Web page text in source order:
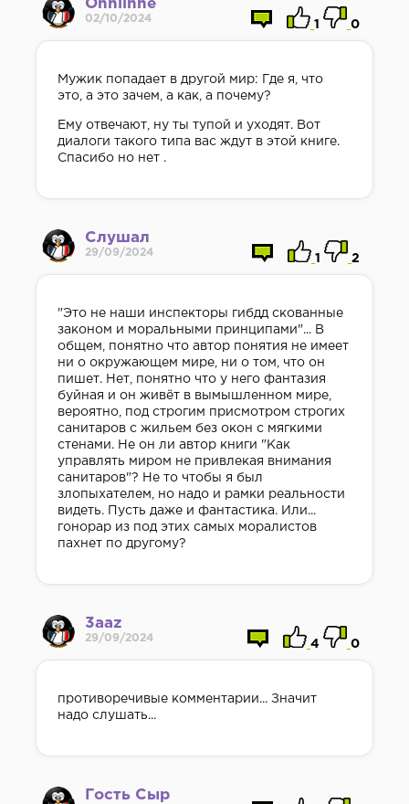
Onnlinne
02/10/2024
1 0
Мужик попадает в другой мир: Где я, что
это, а это зачем, а как, а почему?
Ему отвечают, ну ты тупой и уходят. Вот
диалоги такого типа вас ждут в этой книге.
Спасибо но нет .
Слушал
29/09/2024
1 2
"Это не наши инспекторы гибдд скованные
законом и моральными принципами"... В
общем, понятно что автор понятия не имеет
ни о окружающем мире, ни о том, что он
пишет. Нет, понятно что у него фантазия
буйная и он живёт в вымышленном мире,
вероятно, под строгим присмотром строгих
санитаров с жильем без окон с мягкими
стенами. Не он ли автор книги "Как
управлять миром не привлекая внимания
санитаров"? Не то чтобы я был
злопыхателем, но надо и рамки реальности
видеть. Пусть даже и фантастика. Или...
гонорар из под этих самых моралистов
пахнет по другому?
3aaz
29/09/2024
4 0
противоречивые комментарии... Значит
надо слушать...
Гость Сыр